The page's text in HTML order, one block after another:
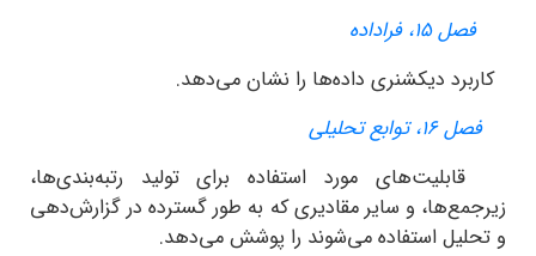
دیکشنری داده‌ها را نشان می‌دهد.
مورد استفاده برای تولید رتبه‌بندی‌ها،
و سایر مقادیری که به طور گسترده در گزارش‌دهی
استفاده می‌شوند را پوشش می‌دهد.